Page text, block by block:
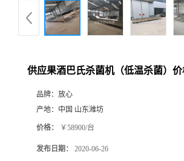
供应果酒巴氏杀菌机（低温杀菌）价
品牌： 放心
产地： 中国 山东潍坊
价格： ￥58900/台
发布日期： 2020-06-26